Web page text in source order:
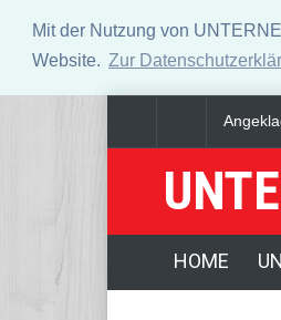
Mit der Nutzung von
Website. Zur
HOME